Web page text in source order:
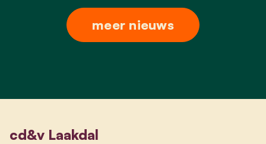
meer nieuws
cd&v Laakdal